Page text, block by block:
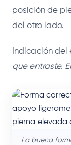
posición de
del otro lado.
Indicación del
que entraste.
La buena